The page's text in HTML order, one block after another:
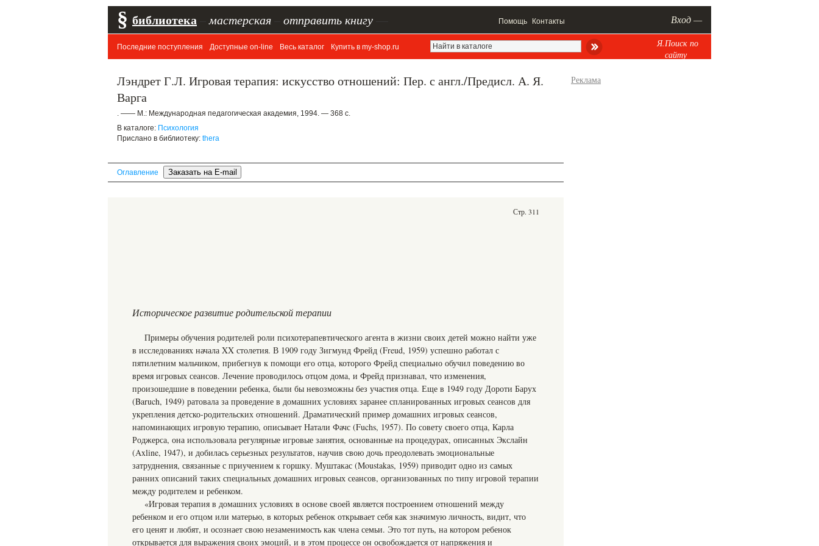
§ библиотека мастерская отправить книгу Помощь Контакты Вход —
Последние поступления Доступные on-line Весь каталог Купить в my-shop.ru
Я.Поиск по
сайту
Лэндрет Г.Л. Игровая терапия: искусство отношений: Пер. с англ./Предисл. А. Я.
Варга
. —— М.: Международная педагогическая академия, 1994. — 368 с.
В каталоге: Психология
Прислано в библиотеку: thera
Оглавление
Стр. 311
Историческое развитие родительской терапии
Примеры обучения родителей роли психотерапевтического агента в жизни своих детей можно найти уже
в исследованиях начала XX столетия. В 1909 году Зигмунд Фрейд (Freud, 1959) успешно работал с
пятилетним мальчиком, прибегнув к помощи его отца, которого Фрейд специально обучил поведению во
время игровых сеансов. Лечение проводилось отцом дома, и Фрейд признавал, что изменения,
произошедшие в поведении ребенка, были бы невозможны без участия отца. Еще в 1949 году Дороти Барух
(Baruch, 1949) ратовала за проведение в домашних условиях заранее спланированных игровых сеансов для
укрепления детско-родительских отношений. Драматический пример домашних игровых сеансов,
напоминающих игровую терапию, описывает Натали Фачс (Fuchs, 1957). По совету своего отца, Карла
Роджерса, она использовала регулярные игровые занятия, основанные на процедурах, описанных Экслайн
(Axline, 1947), и добилась серьезных результатов, научив свою дочь преодолевать эмоциональные
затруднения, связанные с приучением к горшку. Муштакас (Moustakas, 1959) приводит одно из самых
ранних описаний таких специальных домашних игровых сеансов, организованных по типу игровой терапии
между родителем и ребенком.
«Игровая терапия в домашних условиях в основе своей является построением отношений между
ребенком и его отцом или матерью, в которых ребенок открывает себя как значимую личность, видит, что
его ценят и любят, и осознает свою незаменимость как члена семьи. Это тот путь, на котором ребенок
открывается для выражения своих эмоций, и в этом процессе он освобождается от напряжения и
Реклама